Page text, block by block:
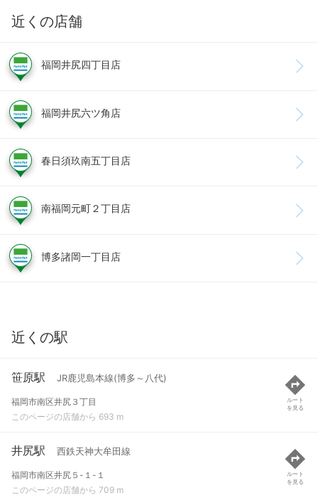
近くの店舗
福岡井尻四丁目店
福岡井尻六ツ角店
春日須玖南五丁目店
南福岡元町２丁目店
博多諸岡一丁目店
近くの駅
笹原駅 JR鹿児島本線(博多～八代)
福岡市南区井尻３丁目
このページの店舗から 693 m
ルート
を見る
井尻駅 西鉄天神大牟田線
福岡市南区井尻５-１-１
このページの店舗から 709 m
ルート
を見る